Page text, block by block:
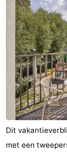
Dit
met een